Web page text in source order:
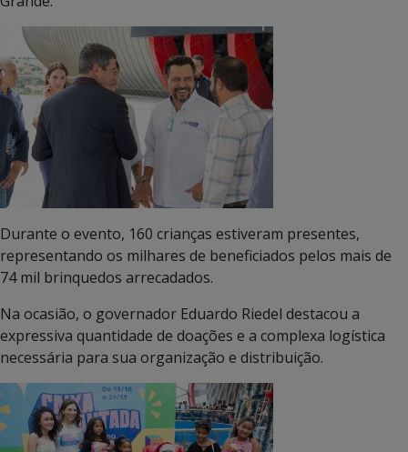
Durante o evento, 160 crianças estiveram presentes,
representando os milhares de beneficiados pelos mais de
74 mil brinquedos arrecadados.
Na ocasião, o governador Eduardo Riedel destacou a
expressiva quantidade de doações e a complexa logística
necessária para sua organização e distribuição.